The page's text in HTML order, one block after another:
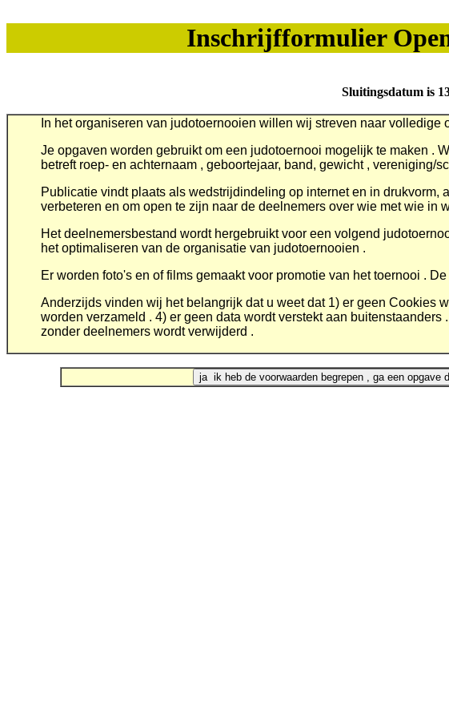
Inschrijfformulier
Sluitingsdatum is
In het organiseren van judotoernooien willen wij streven naar volledige
Je opgaven worden gebruikt om een judotoernooi mogelijk te maken .
betreft roep- en achternaam , geboortejaar, band, gewicht , vereniging/
Publicatie vindt plaats als wedstrijdindeling op internet en in
verbeteren en om open te zijn naar de deelnemers over wie met wie in
Het deelnemersbestand wordt hergebruikt voor een volgend
het optimaliseren van de organisatie van judotoernooien .
Er worden foto's en of films gemaakt voor promotie van het toernooi .
Anderzijds vinden wij het belangrijk dat u weet dat 1) er geen Cookies
worden verzameld . 4) er geen data wordt verstekt aan
zonder deelnemers wordt verwijderd .